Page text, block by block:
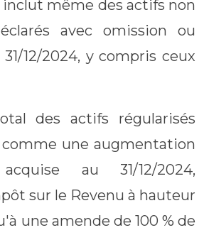
inclut même des actifs non
avec omission ou
12/2024, y compris ceux
des actifs régularisés
comme une augmentation
au 31/12/2024,
sur le Revenu à hauteur
une amende de 100 % de